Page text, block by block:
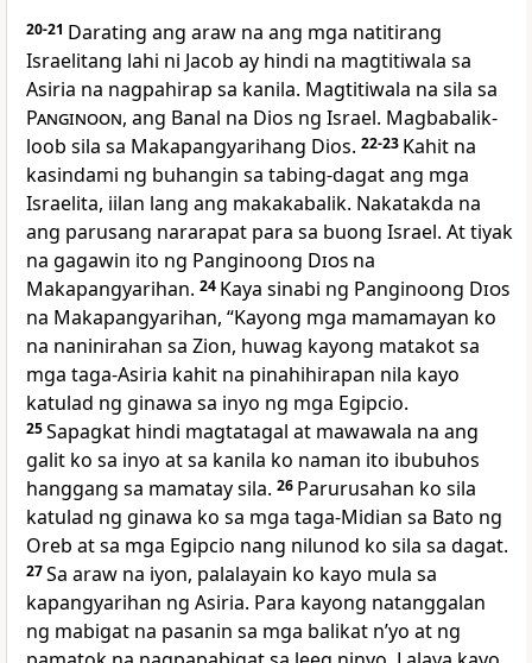
20-21 Darating ang araw na ang mga natitirang
Israelitang lahi ni Jacob ay hindi na magtitiwala sa
Asiria na nagpahirap sa kanila. Magtitiwala na sila sa
Panginoon, ang Banal na Dios ng Israel. Magbabalik-
loob sila sa Makapangyarihang Dios. 22-23 Kahit na
kasindami ng buhangin sa tabing-dagat ang mga
Israelita, iilan lang ang makakabalik. Nakatakda na
ang parusang nararapat para sa buong Israel. At tiyak
na gagawin ito ng Panginoong Dios na
Makapangyarihan. 24 Kaya sinabi ng Panginoong Dios
na Makapangyarihan, “Kayong mga mamamayan ko
na naninirahan sa Zion, huwag kayong matakot sa
mga taga-Asiria kahit na pinahihirapan nila kayo
katulad ng ginawa sa inyo ng mga Egipcio.
25Sapagkat hindi magtatagal at mawawala na ang
galit ko sa inyo at sa kanila ko naman ito ibubuhos
hanggang sa mamatay sila. 26 Parurusahan ko sila
katulad ng ginawa ko sa mga taga-Midian sa Bato ng
Oreb at sa mga Egipcio nang nilunod ko sila sa dagat.
27Sa araw na iyon, palalayain ko kayo mula sa
kapangyarihan ng Asiria. Para kayong natanggalan
ng mabigat na pasanin sa mga balikat nʼyo at ng